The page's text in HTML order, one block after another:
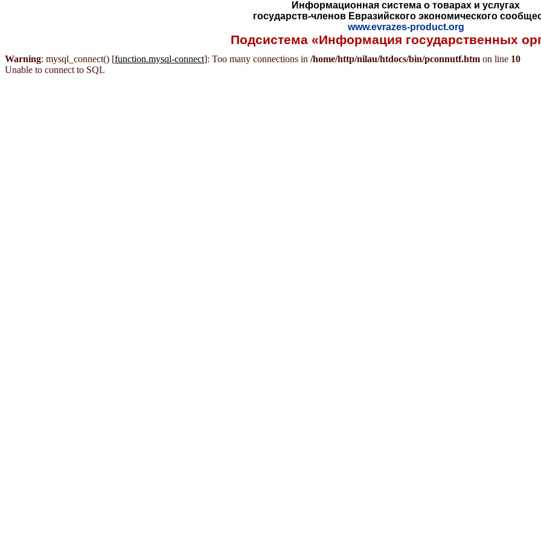
Информационная система о товарах и услугах
государств-членов Евразийского экономического
www.evrazes-product.org
Подсистема «Информация государственных
Warning: mysql_connect() [function.mysql-connect]: Too many connections in /home/http/nilau/htdocs/bin/pconnutf.htm on line 10
Unable to connect to SQL